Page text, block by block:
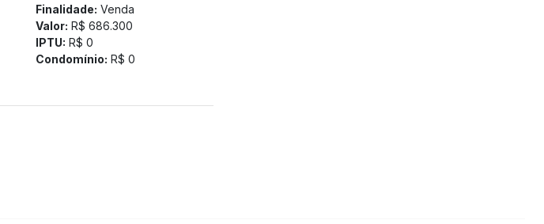
Finalidade: Venda
Valor: R$ 686.300
IPTU: R$ 0
Condomínio: R$ 0